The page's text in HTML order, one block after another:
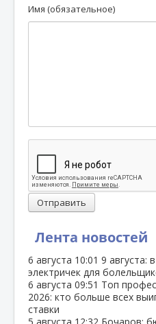
Лента новостей
6 августа 10:01 9 августа:
электричек для
6 августа 09:51 Топ
2026: кто больше всех
ставки
Имя (обязательное)
Отправить